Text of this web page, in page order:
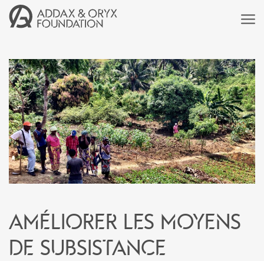
Améliorer les moyens
de subsistance